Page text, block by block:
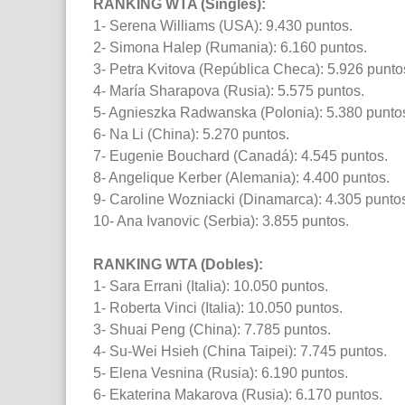
RANKING WTA (Singles):
1- Serena Williams (USA): 9.430 puntos.
2- Simona Halep (Rumania): 6.160 puntos.
3- Petra Kvitova (República Checa): 5.926
4- María Sharapova (Rusia): 5.575 puntos.
5- Agnieszka Radwanska (Polonia): 5.380
6- Na Li (China): 5.270 puntos.
7- Eugenie Bouchard (Canadá): 4.545 puntos.
8- Angelique Kerber (Alemania): 4.400 puntos.
9- Caroline Wozniacki (Dinamarca): 4.305
10- Ana Ivanovic (Serbia): 3.855 puntos.
RANKING WTA (Dobles):
1- Sara Errani (Italia): 10.050 puntos.
1- Roberta Vinci (Italia): 10.050 puntos.
3- Shuai Peng (China): 7.785 puntos.
4- Su-Wei Hsieh (China Taipei): 7.745 puntos.
5- Elena Vesnina (Rusia): 6.190 puntos.
6- Ekaterina Makarova (Rusia): 6.170 puntos.